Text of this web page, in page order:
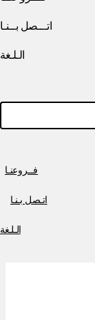
اتـــصل بــنـا
الـلـغة
فــروعنـا
اتـصل بـنـا
الـلـغة